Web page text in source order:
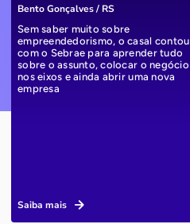
Bento Gonçalves / RS
Sem saber muito sobre
empreendedorismo, o casal contou
com o Sebrae para aprender tudo
sobre o assunto, colocar o negócio
nos eixos e ainda abrir uma nova
empresa
Saiba mais